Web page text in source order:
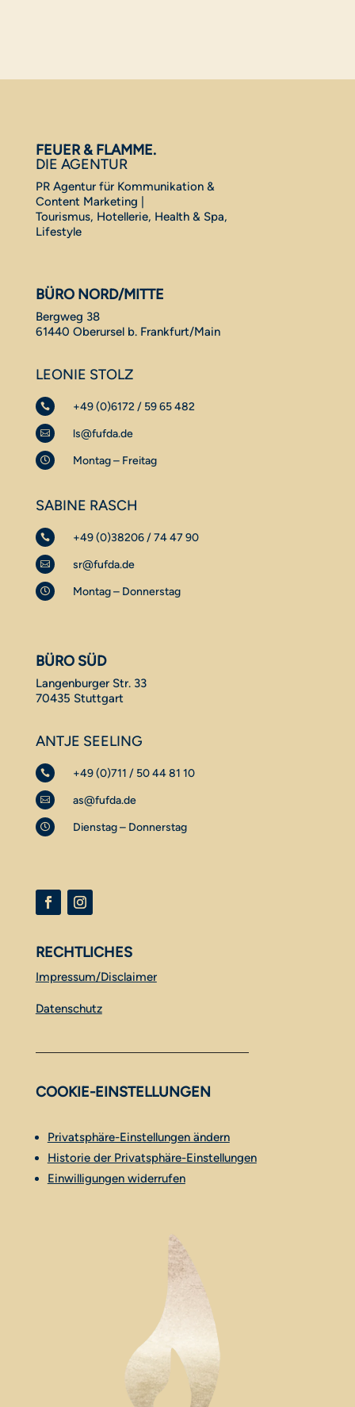
FEUER & FLAMME.
DIE AGENTUR
PR Agentur für Kommunikation &
Content Marketing |
Tourismus, Hotellerie, Health & Spa,
Lifestyle
BÜRO NORD/MITTE
Bergweg 38
61440 Oberursel b. Frankfurt/Main
LEONIE STOLZ
 +49 (0)6172 / 59 65 482
 ls@fufda.de
 Montag – Freitag
SABINE RASCH
 +49 (0)38206 / 74 47 90
 sr@fufda.de
 Montag – Donnerstag
BÜRO SÜD
Langenburger Str. 33
70435 Stuttgart
ANTJE SEELING
 +49 (0)711 / 50 44 81 10
 as@fufda.de
 Dienstag – Donnerstag
RECHTLICHES
Impressum/Disclaimer
Datenschutz
COOKIE-EINSTELLUNGEN
Privatsphäre-Einstellungen ändern
Historie der Privatsphäre-Einstellungen
Einwilligungen widerrufen